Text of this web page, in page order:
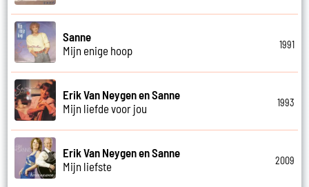
Sanne
Mijn enige hoop
1991
Erik Van Neygen en Sanne
Mijn liefde voor jou
1993
Erik Van Neygen en Sanne
Mijn liefste
2009